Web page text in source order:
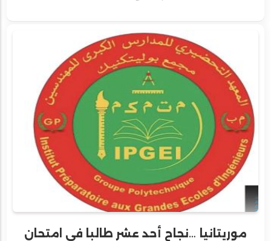
موريتانيا …نجاح أحد عشر طالبا في امتحان